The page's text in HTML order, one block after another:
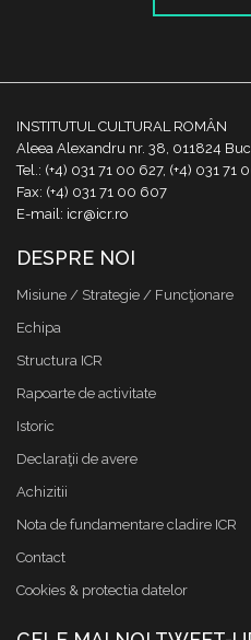
INSTITUTUL CULTURAL ROMÂN
Aleea Alexandru nr. 38, 011824
Tel.: (+4) 031 71 00 627, (+4) 031 71
Fax: (+4) 031 71 00 607
E-mail: icr@icr.ro
DESPRE NOI
Misiune / Strategie / Funcţionare
Echipa
Structura ICR
Rapoarte de activitate
Istoric
Declaraţii de avere
Achizitii
Nota de fundamentare cladire ICR
Contact
Cookies & protectia datelor